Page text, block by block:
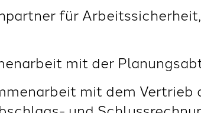
für
mit der
mit dem